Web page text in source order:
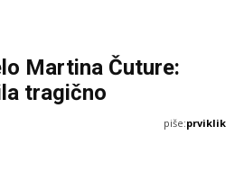
Martina Čuture:
tragično
piše:prviklik